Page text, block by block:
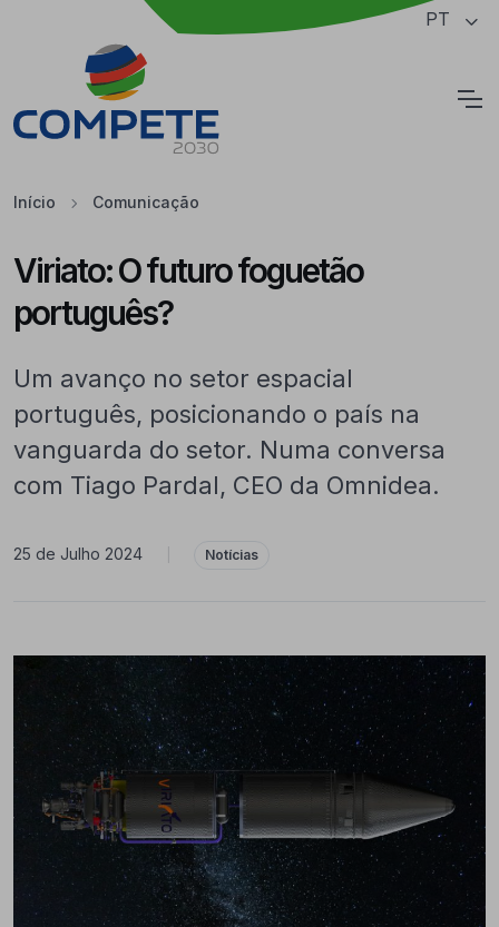
Saltar para o conteúdo principal da página PT
Início Comunicação
Viriato: O futuro foguetão
português?
Um avanço no setor espacial
português, posicionando o país na
vanguarda do setor. Numa conversa
com Tiago Pardal, CEO da Omnidea.
25 de Julho 2024 Notícias